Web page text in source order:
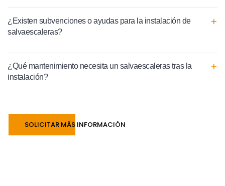
¿Existen subvenciones o ayudas para la instalación de
salvaescaleras?
¿Qué mantenimiento necesita un salvaescaleras tras la
instalación?
SOLICITAR MÁS INFORMACIÓN